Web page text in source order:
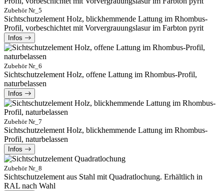
Zubehör Nr_5
Sichtschutzelement Holz, blickhemmende Lattung im Rhombus-
Profil, vorbeschichtet mit Vorvergrauungslasur im Farbton pyrit
Infos
Zubehör Nr_6
Sichtschutzelement Holz, offene Lattung im Rhombus-Profil,
naturbelassen
Infos
Zubehör Nr_7
Sichtschutzelement Holz, blickhemmende Lattung im Rhombus-
Profil, naturbelassen
Infos
Zubehör Nr_8
Sichtschutzelement aus Stahl mit Quadratlochung. Erhältlich in
RAL nach Wahl